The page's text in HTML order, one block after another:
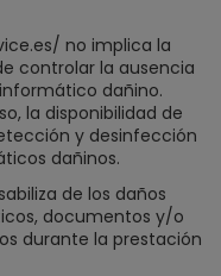
no implica la
controlar la ausencia
dañino.
la disponibilidad de
y desinfección
dañinos.
de los daños
documentos y/o
durante la prestación